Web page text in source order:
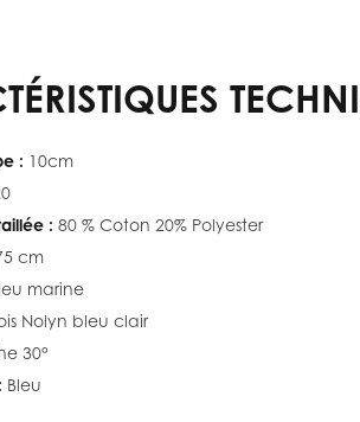
: 10cm
: 80 % Coton 20% Polyester
cm
marine
Nolyn bleu clair
30°
Bleu